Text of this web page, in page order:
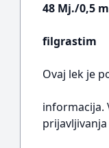
48 Mj./0,5
filgrastim
Ovaj lek je
informacija.